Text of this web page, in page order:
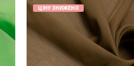
ЦІНУ ЗНИЖЕНО